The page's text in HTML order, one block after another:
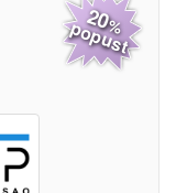
20%
popust